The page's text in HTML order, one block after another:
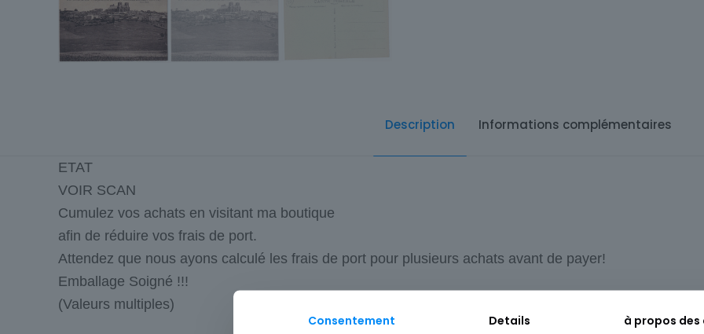
Description Informations complémentaires
ETAT
VOIR SCAN
Cumulez vos achats en visitant ma boutique
afin de réduire vos frais de port.
Attendez que nous ayons calculé les frais de port pour plusieurs achats avant de payer!
Emballage Soigné !!!
(Valeurs multiples)
Consentement Details à propos des